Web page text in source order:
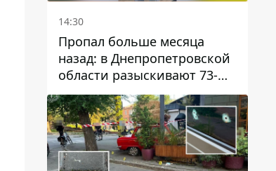
14:30
Пропал больше месяца
назад: в Днепропетровской
области разыскивают 73-
летнего мужчину